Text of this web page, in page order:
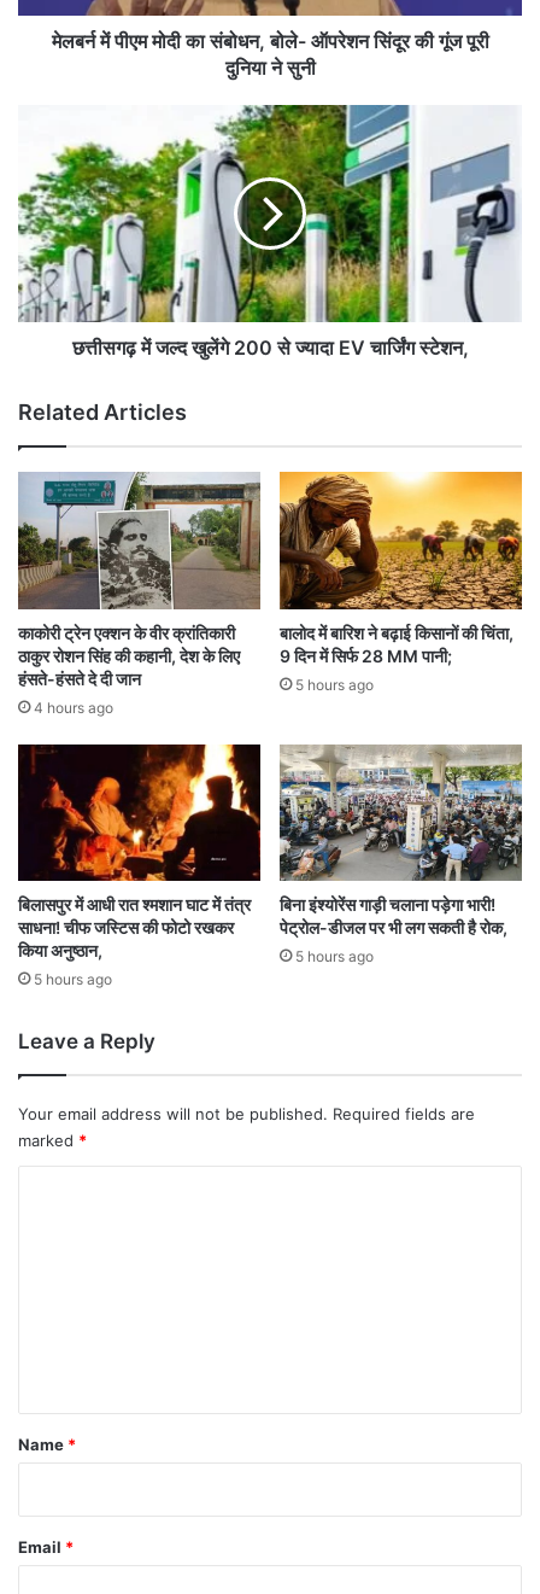
मो
,
बो
ले
-
ऑ
प
सिं
दू
र
गूं
ज
पू
री
नि
या
ने
नी
मेलबर्न में पीएम मोदी का संबोधन, बोले- ऑपरेशन सिंदूर की गूंज पूरी
दुनिया ने सुनी
ग
ढ़
में
ज
ल्द
खु
0
0
से
दा
E
V
चा
र्जिं
ग
स्टे
श
,
छत्तीसगढ़ में जल्द खुलेंगे 200 से ज्यादा EV चार्जिंग स्टेशन,
Related Articles
काकोरी ट्रेन एक्शन के वीर क्रांतिकारी
ठाकुर रोशन सिंह की कहानी, देश के लिए
हंसते-हंसते दे दी जान
4 hours ago
बालोद में बारिश ने बढ़ाई किसानों की चिंता,
9 दिन में सिर्फ 28 MM पानी;
5 hours ago
बिलासपुर में आधी रात श्मशान घाट में तंत्र
साधना! चीफ जस्टिस की फोटो रखकर
किया अनुष्ठान,
5 hours ago
बिना इंश्योरेंस गाड़ी चलाना पड़ेगा भारी!
पेट्रोल-डीजल पर भी लग सकती है रोक,
5 hours ago
Leave a Reply
Your email address will not be published. Required fields are
marked *
*
Name *
Email *